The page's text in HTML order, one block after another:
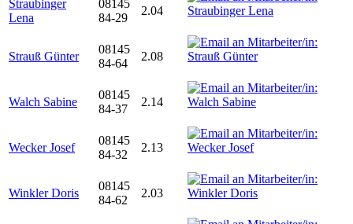
Straubinger
Lena
08145
84-29
2.04
Strauß Günter
08145
84-64
2.08
Walch Sabine
08145
84-37
2.14
Wecker Josef
08145
84-32
2.13
Winkler Doris
08145
84-62
2.03